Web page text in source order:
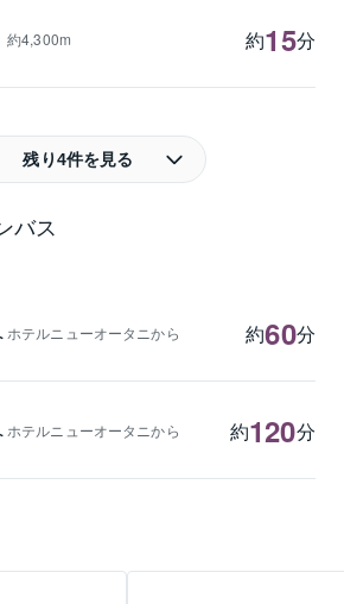
約4,300m 約15分
残り4件を見る
バス
ホテルニューオータニから 約60分
ホテルニューオータニから 約120分